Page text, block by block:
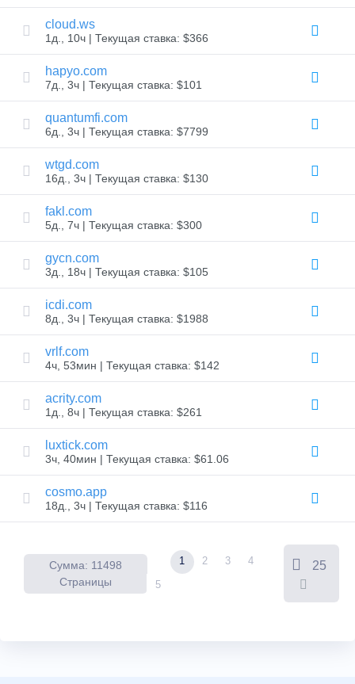
рынок
Управляйте
портфелем
Исследовать
Поиск
товаров
истечении
гарантийного
аукционы
доменов
домены
Просроченные
домены
Аукционы
реестра
Аукцион
последнего
шанса
Истекший
разрешительный
документ
Список
пользователей
Список
пользователей
Пользовательские
аукционы
Аукционы
для
премиум-
пользователей
предварительного
ожидание
товара
cloud.ws
1д., 10ч | Текущая ставка: $366
hapyo.com
7д., 3ч | Текущая ставка: $101
quantumfi.com
6д., 3ч | Текущая ставка: $7799
wtgd.com
16д., 3ч | Текущая ставка: $130
fakl.com
5д., 7ч | Текущая ставка: $300
gycn.com
3д., 18ч | Текущая ставка: $105
icdi.com
8д., 3ч | Текущая ставка: $1988
vrlf.com
4ч, 53мин | Текущая ставка: $142
acrity.com
1д., 8ч | Текущая ставка: $261
luxtick.com
3ч, 40мин | Текущая ставка: $61.06
cosmo.app
18д., 3ч | Текущая ставка: $116
Сумма: 11498
Страницы
1 2 3
4
5
25